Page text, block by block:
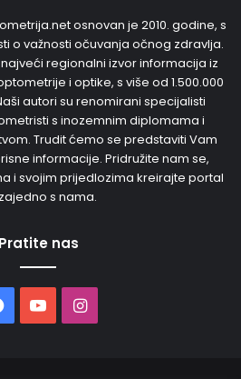
osnovan je 2010. godine, s
o važnosti očuvanja očnog zdravlja.
regionalni izvor informacija iz
i optike, s više od 1.500.000
autori su renomirani specijalisti
s inozemnim diplomama i
Trudit ćemo se predstaviti Vam
informacije. Pridružite nam se,
i svojim prijedlozima kreirajte portal
zajedno s nama.
Pratite nas
Facebook
YouTubeInstagram